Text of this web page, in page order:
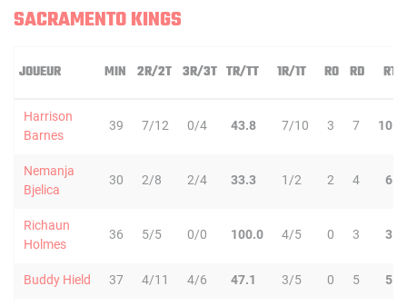
SACRAMENTO KINGS
JOUEUR MIN 2R/2T 3R/3T TR/TT 1R/1T RO RD RT
Harrison
Barnes
39 7/12 0/4 43.8 7/10 3 7 10
Nemanja
Bjelica
30 2/8 2/4 33.3 1/2 2 4 6
Richaun
Holmes
36 5/5 0/0 100.0 4/5 0 3 3
Buddy Hield 37 4/11 4/6 47.1 3/5 0 5 5